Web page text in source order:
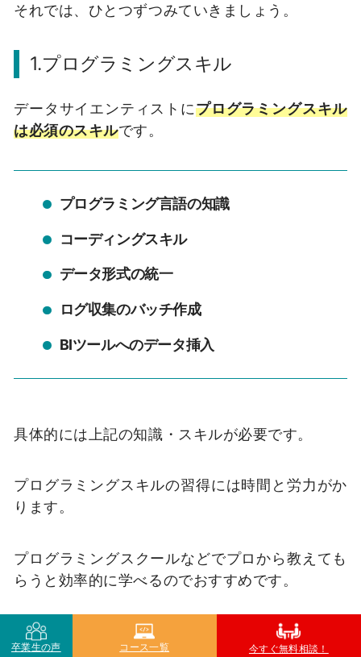
それでは、ひとつずつみていきましょう。
1.プログラミングスキル
データサイエンティストにプログラミングスキル
は必須のスキルです。
プログラミング言語の知識
コーディングスキル
データ形式の統一
ログ収集のバッチ作成
BIツールへのデータ挿入
具体的には上記の知識・スキルが必要です。
プログラミングスキルの習得には時間と労力がか
ります。
プログラミングスクールなどでプロから教えても
らうと効率的に学べるのでおすすめです。
2.データ分析スキル
卒業生の声 コース一覧 今すぐ無料相談！